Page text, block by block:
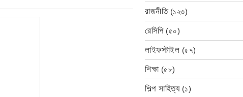
রাজনীতি(১২৩)
রেসিপি(৫০)
লাইফস্টাইল (৫৭)
শিক্ষা(৫৮)
শিল্প সাহিত্য(১)